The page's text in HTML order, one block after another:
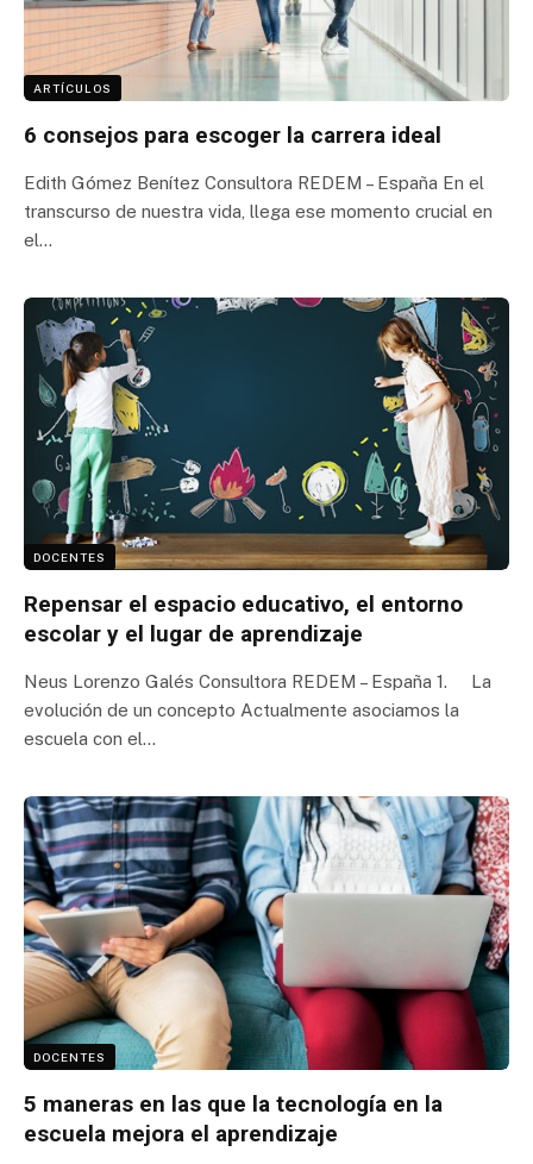
ARTÍCULOS
6 consejos para escoger la carrera ideal
Edith Gómez Benítez Consultora REDEM – España En el
transcurso de nuestra vida, llega ese momento crucial en
el…
DOCENTES
Repensar el espacio educativo, el entorno
escolar y el lugar de aprendizaje
Neus Lorenzo Galés Consultora REDEM – España 1. La
evolución de un concepto Actualmente asociamos la
escuela con el…
DOCENTES
5 maneras en las que la tecnología en la
escuela mejora el aprendizaje